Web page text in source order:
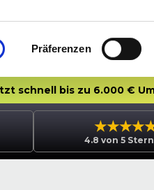
Präferenzen
schnell bis zu 6.000 €
4.8 von 5